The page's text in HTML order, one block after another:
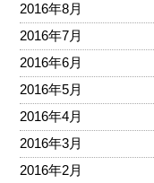
2016年8月
2016年7月
2016年6月
2016年5月
2016年4月
2016年3月
2016年2月